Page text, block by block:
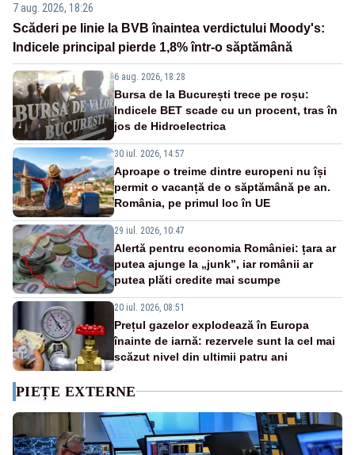
7 aug. 2026, 18:26
Scăderi pe linie la BVB înaintea verdictului Moody's:
Indicele principal pierde 1,8% într-o săptămână
6 aug. 2026, 18:28
Bursa de la București trece pe roșu:
Indicele BET scade cu un procent, tras în
jos de Hidroelectrica
30 iul. 2026, 14:57
Aproape o treime dintre europeni nu își
permit o vacanță de o săptămână pe an.
România, pe primul loc în UE
29 iul. 2026, 10:47
Alertă pentru economia României: țara ar
putea ajunge la „junk”, iar românii ar
putea plăti credite mai scumpe
20 iul. 2026, 08:51
Prețul gazelor explodează în Europa
înainte de iarnă: rezervele sunt la cel mai
scăzut nivel din ultimii patru ani
PIEȚE EXTERNE